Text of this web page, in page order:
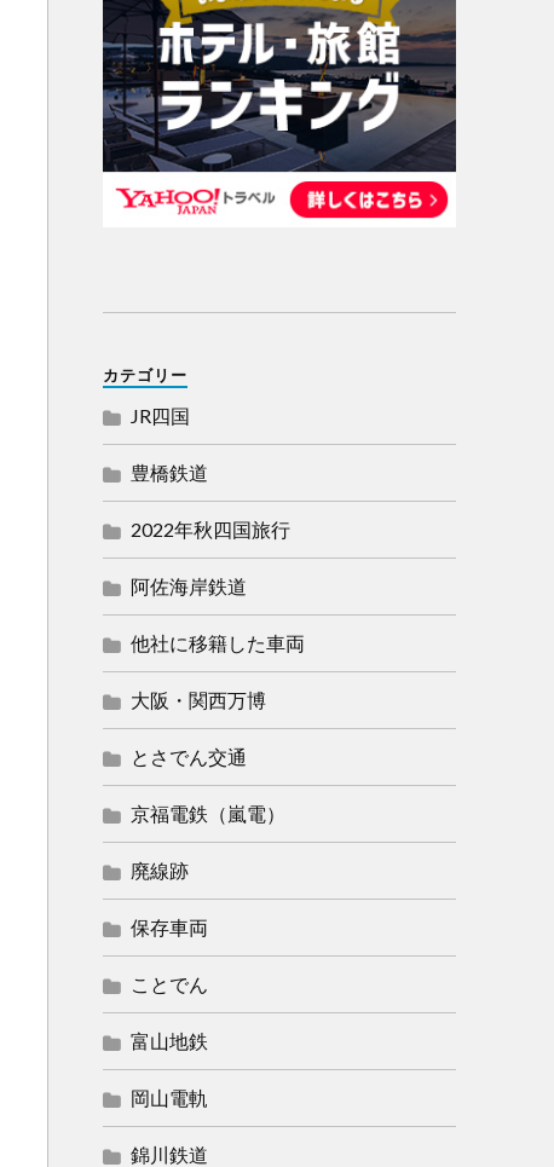
カテゴリー
JR四国
豊橋鉄道
2022年秋四国旅行
阿佐海岸鉄道
他社に移籍した車両
大阪・関西万博
とさでん交通
京福電鉄（嵐電）
廃線跡
保存車両
ことでん
富山地鉄
岡山電軌
錦川鉄道